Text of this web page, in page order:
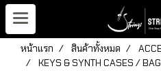
หน้าแรก สินค้าทั้งหมด
KEYS & SYNTH CASES /